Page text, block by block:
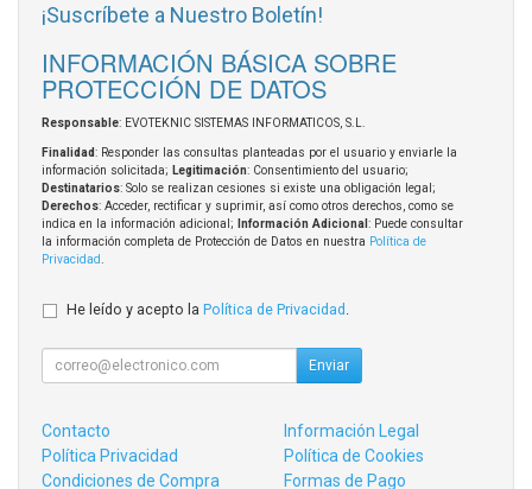
¡Suscríbete a Nuestro Boletín!
INFORMACIÓN BÁSICA SOBRE
PROTECCIÓN DE DATOS
Responsable: EVOTEKNIC SISTEMAS INFORMATICOS, S.L.
Finalidad: Responder las consultas planteadas por el usuario y enviarle la
información solicitada; Legitimación: Consentimiento del usuario;
Destinatarios: Solo se realizan cesiones si existe una obligación legal;
Derechos: Acceder, rectificar y suprimir, así como otros derechos, como se
indica en la información adicional;
Información Adicional : Puede consultar
la información completa de Protección de Datos en nuestra Política de
Privacidad
He leído y acepto la Política de Privacidad
Enviar
Contacto
Información Legal
Política Privacidad
Política de Cookies
Condiciones de Compra
Formas de Pago